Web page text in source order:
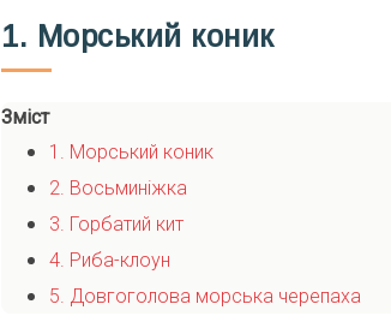
1. Морський коник
Зміст
1. Морський коник
2. Восьминіжка
3. Горбатий кит
4. Риба-клоун
5. Довгоголова морська черепаха